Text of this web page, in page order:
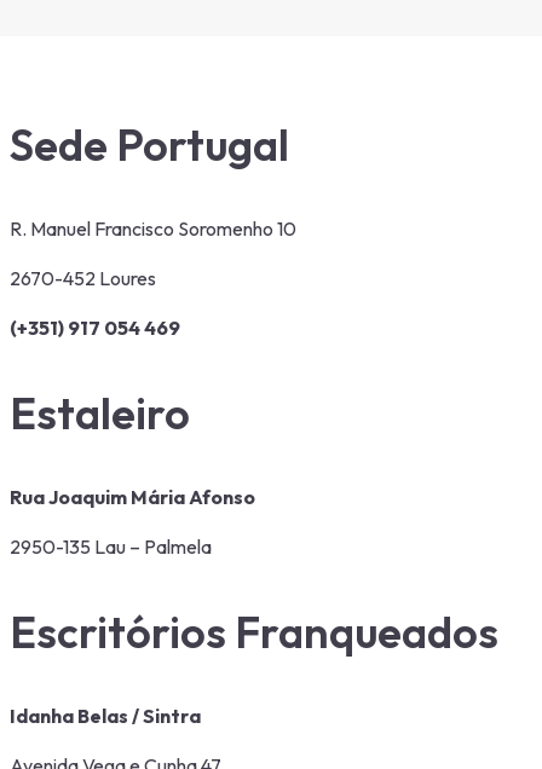
Sede Portugal
R. Manuel Francisco Soromenho 10
2670-452 Loures
(+351) 917 054 469
Estaleiro
Rua Joaquim Mária Afonso
2950-135 Lau – Palmela
Escritórios Franqueados
Idanha Belas / Sintra